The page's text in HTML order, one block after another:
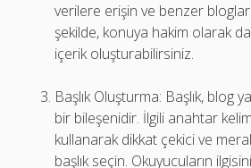
verilere erişin ve benzer
şekilde, konuya hakim olarak
içerik oluşturabilirsiniz.
Başlık Oluşturma: Başlık, blog
bir bileşenidir. İlgili anahtar
kullanarak dikkat çekici ve
başlık seçin. Okuyucuların